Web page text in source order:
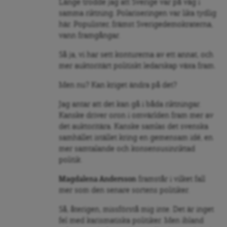
Länge trodde jag att Sverige var på väg i
samma riktning. Polariseringen var lika tydlig
här. Populister, främst Sverigedemokraterna,
vann framgångar.
Så ja, vi har sett konturerna av ett annat, och
mer auktoritärt politiskt ledarskap växa fram.
Men nu? Kan kriget ändra på det?
Jag antar att det kan gå i båda riktningar.
Kanske driver oron i omvärlden fram mer av
det auktoritära. Kanske samlas det svenska
samhället istället kring en gemensam idé, en
mer samtalande och konsensusinriktad
Magdalena Andersson
framstår i vilket fall
mer som den senare sortens politiker.
Så, återigen, missförstå mig inte. Det är inget
fel med karismatiska politiker. Men ibland